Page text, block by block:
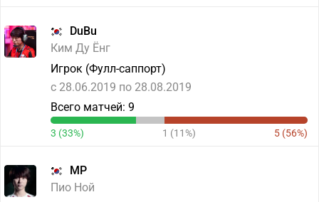
DuBu
Ким Ду Ёнг
Игрок (Фулл-саппорт)
c 28.06.2019 по 28.08.2019
Всего матчей: 9
3 (33%) 1 (11%) 5 (56%)
MP
Пио Ной